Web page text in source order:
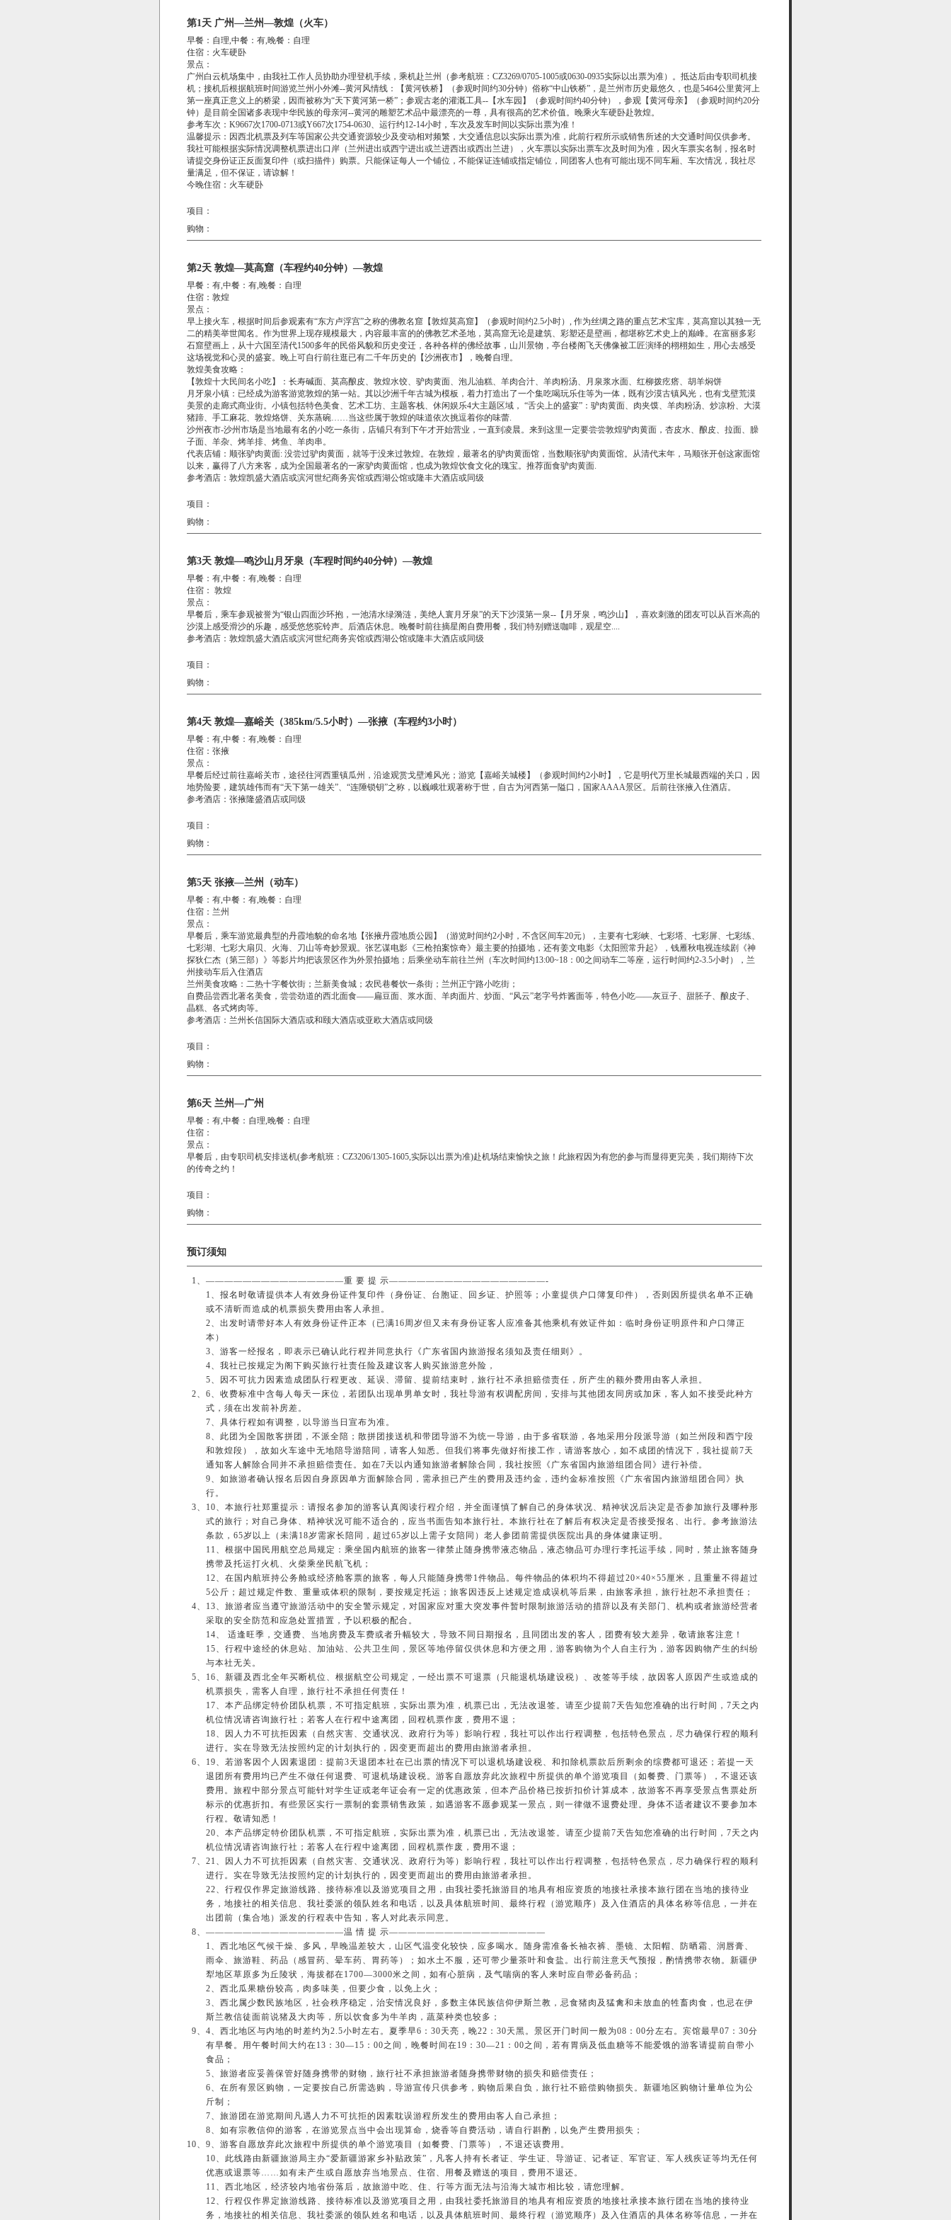
第1天 广州—兰州—敦煌（火车）
早餐：自理,中餐：有,晚餐：自理
住宿：火车硬卧
景点：
广州白云机场集中，由我社工作人员协助办理登机手续，乘机赴兰州（参考航班：CZ3269/0705-1005或0630-0935实际以出票为准）。抵达后由专职司机接
机；接机后根据航班时间游览兰州小外滩--黄河风情线：【黄河铁桥】（参观时间约30分钟）俗称“中山铁桥”，是兰州市历史最悠久，也是5464公里黄河上
第一座真正意义上的桥梁，因而被称为“天下黄河第一桥”；参观古老的灌溉工具--【水车园】（参观时间约40分钟），参观【黄河母亲】（参观时间约20分
钟）是目前全国诸多表现中华民族的母亲河--黄河的雕塑艺术品中最漂亮的一尊，具有很高的艺术价值。晚乘火车硬卧赴敦煌。
参考车次：K9667次1700-0713或Y667次1754-0630、运行约12-14小时，车次及发车时间以实际出票为准！
温馨提示：因西北机票及列车等国家公共交通资源较少及变动相对频繁，大交通信息以实际出票为准，此前行程所示或销售所述的大交通时间仅供参考。
我社可能根据实际情况调整机票进出口岸（兰州进出或西宁进出或兰进西出或西出兰进），火车票以实际出票车次及时间为准，因火车票实名制，报名时
请提交身份证正反面复印件（或扫描件）购票。只能保证每人一个铺位，不能保证连铺或指定铺位，同团客人也有可能出现不同车厢、车次情况，我社尽
量满足，但不保证，请谅解！
今晚住宿：火车硬卧
项目：
购物：
第2天 敦煌—莫高窟（车程约40分钟）—敦煌
早餐：有,中餐：有,晚餐：自理
住宿：敦煌
景点：
早上接火车，根据时间后参观素有“东方卢浮宫”之称的佛教名窟【敦煌莫高窟】（参观时间约2.5小时）, 作为丝绸之路的重点艺术宝库，莫高窟以其独一无
二的精美举世闻名。作为世界上现存规模最大，内容最丰富的的佛教艺术圣地，莫高窟无论是建筑、彩塑还是壁画，都堪称艺术史上的巅峰。在富丽多彩
石窟壁画上，从十六国至清代1500多年的民俗风貌和历史变迁，各种各样的佛经故事，山川景物，亭台楼阁飞天佛像被工匠演绎的栩栩如生，用心去感受
这场视觉和心灵的盛宴。晚上可自行前往逛已有二千年历史的【沙洲夜市】，晚餐自理。
敦煌美食攻略：
【敦煌十大民间名小吃】：长寿碱面、莫高酿皮、敦煌水饺、驴肉黄面、泡儿油糕、羊肉合汁、羊肉粉汤、月泉浆水面、红柳拨疙瘩、胡羊焖饼
月牙泉小镇：已经成为游客游览敦煌的第一站。其以沙洲千年古城为模板，着力打造出了一个集吃喝玩乐住等为一体，既有沙漠古镇风光，也有戈壁荒漠
美景的走廊式商业街。小镇包括特色美食、艺术工坊、主题客栈、休闲娱乐4大主题区域， “舌尖上的盛宴”：驴肉黄面、肉夹馍、羊肉粉汤、炒凉粉、大漠
猪蹄、手工麻花、敦煌烙饼、关东蒸碗……当这些属于敦煌的味道依次挑逗着你的味蕾.
沙州夜市-沙州市场是当地最有名的小吃一条街，店铺只有到下午才开始营业，一直到凌晨。来到这里一定要尝尝敦煌驴肉黄面，杏皮水、酿皮、拉面、臊
子面、羊杂、烤羊排、烤鱼、羊肉串。
代表店铺：顺张驴肉黄面: 没尝过驴肉黄面，就等于没来过敦煌。在敦煌，最著名的驴肉黄面馆，当数顺张驴肉黄面馆。从清代末年，马顺张开创这家面馆
以来，赢得了八方来客，成为全国最著名的一家驴肉黄面馆，也成为敦煌饮食文化的瑰宝。推荐面食驴肉黄面.
参考酒店：敦煌凯盛大酒店或滨河世纪商务宾馆或西湖公馆或隆丰大酒店或同级
项目：
购物：
第3天 敦煌—鸣沙山月牙泉（车程时间约40分钟）—敦煌
早餐：有,中餐：有,晚餐：自理
住宿： 敦煌
景点：
早餐后，乘车参观被誉为“银山四面沙环抱，一池清水绿漪涟，美绝人寰月牙泉”的天下沙漠第一泉--【月牙泉，鸣沙山】，喜欢刺激的团友可以从百米高的
沙漠上感受滑沙的乐趣，感受悠悠驼铃声。后酒店休息。晚餐时前往摘星阁自费用餐，我们特别赠送咖啡，观星空....
参考酒店：敦煌凯盛大酒店或滨河世纪商务宾馆或西湖公馆或隆丰大酒店或同级
项目：
购物：
第4天 敦煌—嘉峪关（385km/5.5小时）—张掖（车程约3小时）
早餐：有,中餐：有,晚餐：自理
住宿：张掖
景点：
早餐后经过前往嘉峪关市，途径往河西重镇瓜州，沿途观赏戈壁滩风光；游览【嘉峪关城楼】（参观时间约2小时】，它是明代万里长城最西端的关口，因
地势险要，建筑雄伟而有“天下第一雄关”、“连陲锁钥”之称，以巍峨壮观著称于世，自古为河西第一隘口，国家AAAA景区。后前往张掖入住酒店。
参考酒店：张掖隆盛酒店或同级
项目：
购物：
第5天 张掖—兰州（动车）
早餐：有,中餐：有,晚餐：自理
住宿：兰州
景点：
早餐后，乘车游览最典型的丹霞地貌的命名地【张掖丹霞地质公园】（游览时间约2小时，不含区间车20元），主要有七彩峡、七彩塔、七彩屏、七彩练、
七彩湖、七彩大扇贝、火海、刀山等奇妙景观。张艺谋电影《三枪拍案惊奇》最主要的拍摄地，还有姜文电影《太阳照常升起》，钱雁秋电视连续剧《神
探狄仁杰（第三部）》等影片均把该景区作为外景拍摄地；后乘坐动车前往兰州（车次时间约13:00~18：00之间动车二等座，运行时间约2-3.5小时），兰
州接动车后入住酒店
兰州美食攻略：二热十字餐饮街；兰新美食城；农民巷餐饮一条街；兰州正宁路小吃街；
自费品尝西北著名美食，尝尝劲道的西北面食——扁豆面、浆水面、羊肉面片、炒面、“风云”老字号炸酱面等，特色小吃——灰豆子、甜胚子、酿皮子、
晶糕、各式烤肉等。
参考酒店：兰州长信国际大酒店或和颐大酒店或亚欧大酒店或同级
项目：
购物：
第6天 兰州—广州
早餐：有,中餐：自理,晚餐：自理
住宿：
景点：
早餐后，由专职司机安排送机(参考航班：CZ3206/1305-1605,实际以出票为准)赴机场结束愉快之旅！此旅程因为有您的参与而显得更完美，我们期待下次
的传奇之约！
项目：
购物：
预订须知
1、———————————————重 要 提 示—————————————————-
1、报名时敬请提供本人有效身份证件复印件（身份证、台胞证、回乡证、护照等；小童提供户口簿复印件），否则因所提供名单不正确
或不清昕而造成的机票损失费用由客人承担。
2、出发时请带好本人有效身份证件正本（已满16周岁但又未有身份证客人应准备其他乘机有效证件如：临时身份证明原件和户口簿正
本）
3、游客一经报名，即表示已确认此行程并同意执行《广东省国内旅游报名须知及责任细则》。
4、我社已按规定为阁下购买旅行社责任险及建议客人购买旅游意外险，
5、因不可抗力因素造成团队行程更改、延误、滞留、提前结束时，旅行社不承担赔偿责任，所产生的额外费用由客人承担。
2、6、收费标准中含每人每天一床位，若团队出现单男单女时，我社导游有权调配房间，安排与其他团友同房或加床，客人如不接受此种方
式，须在出发前补房差。
7、具体行程如有调整，以导游当日宣布为准。
8、此团为全国散客拼团，不派全陪；散拼团接送机和带团导游不为统一导游，由于多省联游，各地采用分段派导游（如兰州段和西宁段
和敦煌段），故如火车途中无地陪导游陪同，请客人知悉。但我们将事先做好衔接工作，请游客放心，如不成团的情况下，我社提前7天
通知客人解除合同并不承担赔偿责任。如在7天以内通知旅游者解除合同，我社按照《广东省国内旅游组团合同》进行补偿。
9、如旅游者确认报名后因自身原因单方面解除合同，需承担已产生的费用及违约金，违约金标准按照《广东省国内旅游组团合同》执
行。
3、 10、本旅行社郑重提示：请报名参加的游客认真阅读行程介绍，并全面谨慎了解自己的身体状况、精神状况后决定是否参加旅行及哪种形
式的旅行；对自己身体、精神状况可能不适合的，应当书面告知本旅行社。本旅行社在了解后有权决定是否接受报名、出行。参考旅游法
条款，65岁以上（未满18岁需家长陪同，超过65岁以上需子女陪同）老人参团前需提供医院出具的身体健康证明。
11、根据中国民用航空总局规定：乘坐国内航班的旅客一律禁止随身携带液态物品，液态物品可办理行李托运手续，同时，禁止旅客随身
携带及托运打火机、火柴乘坐民航飞机；
12、在国内航班持公务舱或经济舱客票的旅客，每人只能随身携带1件物品。每件物品的体积均不得超过20×40×55厘米，且重量不得超过
5公斤；超过规定件数、重量或体积的限制，要按规定托运；旅客因违反上述规定造成误机等后果，由旅客承担，旅行社恕不承担责任；
4、 13、旅游者应当遵守旅游活动中的安全警示规定，对国家应对重大突发事件暂时限制旅游活动的措辞以及有关部门、机构或者旅游经营者
采取的安全防范和应急处置措置，予以积极的配合。
14、 适逢旺季，交通费、当地房费及车费或者升幅较大，导致不同日期报名，且同团出发的客人，团费有较大差异，敬请旅客注意！
15、行程中途经的休息站、加油站、公共卫生间，景区等地停留仅供休息和方便之用，游客购物为个人自主行为，游客因购物产生的纠纷
与本社无关。
5、 16、新疆及西北全年买断机位、根据航空公司规定，一经出票不可退票（只能退机场建设税）、改签等手续，故因客人原因产生或造成的
机票损失，需客人自理，旅行社不承担任何责任！
17、本产品绑定特价团队机票，不可指定航班，实际出票为准，机票已出，无法改退签。请至少提前7天告知您准确的出行时间，7天之内
机位情况请咨询旅行社；若客人在行程中途离团，回程机票作废，费用不退；
18、因人力不可抗拒因素（自然灾害、交通状况、政府行为等）影响行程，我社可以作出行程调整，包括特色景点，尽力确保行程的顺利
进行。实在导致无法按照约定的计划执行的，因变更而超出的费用由旅游者承担。
6、 19、若游客因个人因素退团：提前3天退团本社在已出票的情况下可以退机场建设税、和扣除机票款后所剩余的综费都可退还；若提一天
退团所有费用均已产生不做任何退费、可退机场建设税。游客自愿放弃此次旅程中所提供的单个游览项目（如餐费、门票等），不退还该
费用。旅程中部分景点可能针对学生证或老年证会有一定的优惠政策，但本产品价格已按折扣价计算成本，故游客不再享受景点售票处所
标示的优惠折扣。有些景区实行一票制的套票销售政策，如遇游客不愿参观某一景点，则一律做不退费处理。身体不适者建议不要参加本
行程。敬请知悉！
20、本产品绑定特价团队机票，不可指定航班，实际出票为准，机票已出，无法改退签。请至少提前7天告知您准确的出行时间，7天之内
机位情况请咨询旅行社；若客人在行程中途离团，回程机票作废，费用不退；
7、21、因人力不可抗拒因素（自然灾害、交通状况、政府行为等）影响行程，我社可以作出行程调整，包括特色景点，尽力确保行程的顺利
进行。实在导致无法按照约定的计划执行的，因变更而超出的费用由旅游者承担。
22、行程仅作界定旅游线路、接待标准以及游览项目之用，由我社委托旅游目的地具有相应资质的地接社承接本旅行团在当地的接待业
务，地接社的相关信息、我社委派的领队姓名和电话，以及具体航班时间、最终行程（游览顺序）及入住酒店的具体名称等信息，一并在
出团前（集合地）派发的行程表中告知，客人对此表示同意。
8、———————————————温 情 提 示—————————————————
1、西北地区气候干燥、多风，早晚温差较大，山区气温变化较快，应多喝水。随身需准备长袖衣裤、墨镜、太阳帽、防晒霜、润唇膏、
雨伞、旅游鞋、药品（感冒药、晕车药、胃药等）；如水土不服，还可带少量茶叶和食盐。出行前注意天气预报，酌情携带衣物。新疆伊
犁地区草原多为丘陵状，海拔都在1700—3000米之间，如有心脏病，及气喘病的客人来时应自带必备药品；
2、西北瓜果糖份较高，肉多味美，但要少食，以免上火；
3、西北属少数民族地区，社会秩序稳定，治安情况良好，多数主体民族信仰伊斯兰教，忌食猪肉及猛禽和未放血的牲畜肉食，也忌在伊
斯兰教信徒面前说猪及大肉等，所以饮食多为牛羊肉，蔬菜种类也较多；
9、4、西北地区与内地的时差约为2.5小时左右。夏季早6：30天亮，晚22：30天黑。景区开门时间一般为08：00分左右。宾馆最早07：30分
有早餐。用午餐时间大约在13：30—15：00之间，晚餐时间在19：30—21：00之间，若有胃病及低血糖等不能爱饿的游客请提前自带小
食品；
5、旅游者应妥善保管好随身携带的财物，旅行社不承担旅游者随身携带财物的损失和赔偿责任；
6、在所有景区购物，一定要按自己所需选购，导游宣传只供参考，购物后果自负，旅行社不赔偿购物损失。新疆地区购物计量单位为公
斤制；
7、旅游团在游览期间凡遇人力不可抗拒的因素耽误游程所发生的费用由客人自己承担；
8、如有宗教信仰的游客，在游览景点当中会出现算命，烧香等自费活动，请自行斟酌，以免产生费用损失；
10、9、游客自愿放弃此次旅程中所提供的单个游览项目（如餐费、门票等），不退还该费用。
10、此线路由新疆旅游局主办“爱新疆游家乡补贴政策”，凡客人持有长者证、学生证、导游证、记者证、军官证、军人残疾证等均无任何
优惠或退票等……如有未产生或自愿放弃当地景点、住宿、用餐及赠送的项目，费用不退还。
11、西北地区，经济较内地省份落后，故旅游中吃、住、行等方面无法与沿海大城市相比较，请您理解。
12、行程仅作界定旅游线路、接待标准以及游览项目之用，由我社委托旅游目的地具有相应资质的地接社承接本旅行团在当地的接待业
务，地接社的相关信息、我社委派的领队姓名和电话，以及具体航班时间、最终行程（游览顺序）及入住酒店的具体名称等信息，一并在